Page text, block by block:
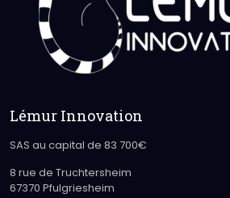
Lémur Innovation
SAS au capital de 83 700€
8 rue de Truchtersheim
67370 Pfulgriesheim